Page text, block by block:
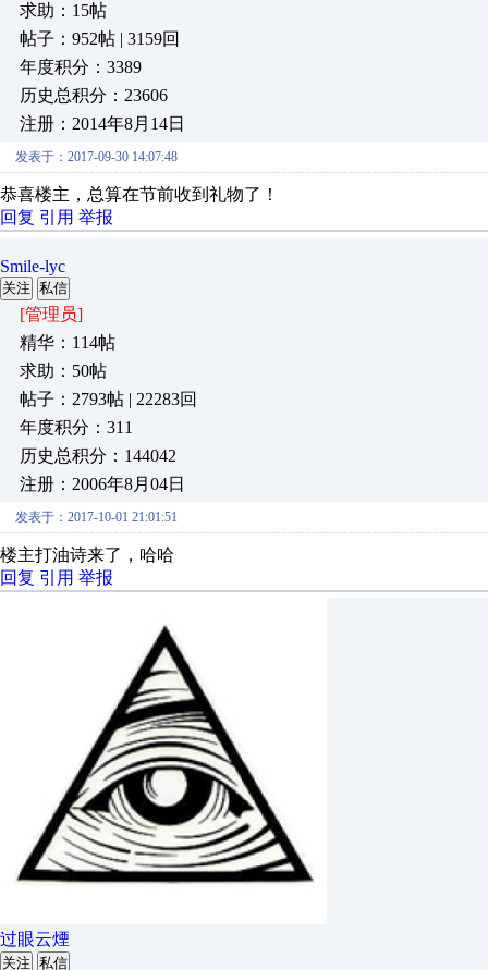
求助：15帖
帖子：952帖 | 3159回
年度积分：3389
历史总积分：23606
注册：2014年8月14日
发表于：2017-09-30 14:07:48
恭喜楼主，总算在节前收到礼物了！
回复 引用 举报
Smile-lyc
关注 私信
[管理员]
精华：114帖
求助：50帖
帖子：2793帖 | 22283回
年度积分：311
历史总积分：144042
注册：2006年8月04日
发表于：2017-10-01 21:01:51
楼主打油诗来了，哈哈
回复 引用 举报
过眼云煙
关注 私信